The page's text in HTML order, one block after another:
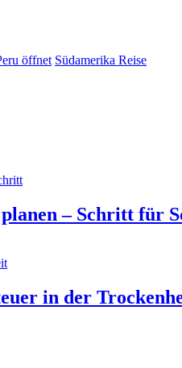
öffnet Südamerika Reise
– Schritt für
in der